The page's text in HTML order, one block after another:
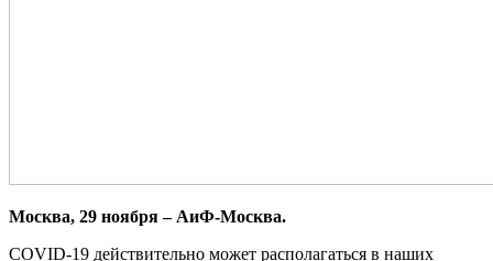
Москва, 29 ноября – АиФ-Москва.
COVID-19 действительно может располагаться в наших